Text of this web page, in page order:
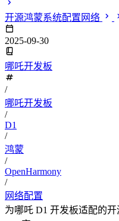
开源鸿蒙系统配置网络
2025-09-30
哪吒开发板
/
哪吒开发板
/
D1
/
鸿蒙
/
OpenHarmony
/
网络配置
为哪吒 D1 开发板适配的开